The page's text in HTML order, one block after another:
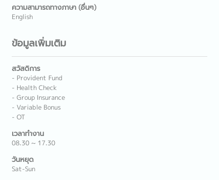
ความสามารถทางภาษา (อื่นๆ)
English
ข้อมูลเพิ่มเติม
สวัสดิการ
- Provident Fund
- Health Check
- Group Insurance
- Variable Bonus
- OT
เวลาทำงาน
08.30 ~ 17.30
วันหยุด
Sat-Sun